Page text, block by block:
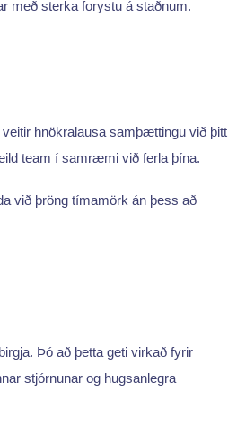
með sterka forystu á staðnum.
hnökralausa samþættingu við þitt
team í samræmi við ferla þína.
við þröng tímamörk án þess að
Þó að þetta geti virkað fyrir
stjórnunar og hugsanlegra